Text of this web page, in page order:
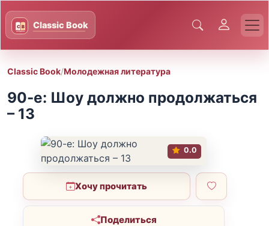
Classic Book/Молодежная литература
90-е: Шоу должно продолжаться
– 13
0.0
Хочу прочитать
Поделиться